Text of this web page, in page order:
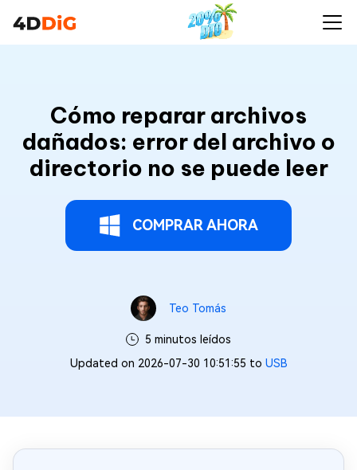
Cómo reparar archivos
dañados: error del archivo o
directorio no se puede leer
COMPRAR AHORA
Teo Tomás
5 minutos leídos
Updated on 2026-07-30 10:51:55 to USB